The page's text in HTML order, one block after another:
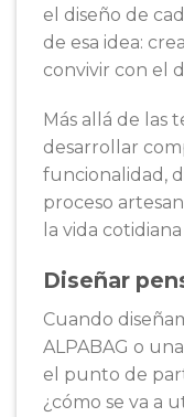
el diseño de
de esa idea:
convivir con el
Más allá de las
desarrollar
funcionalidad,
proceso
la vida
Diseñar
Cuando
ALPABAG o
el punto de
¿cómo se va a